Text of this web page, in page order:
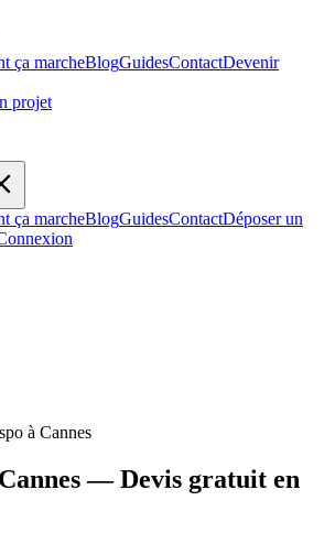
ça marcheBlogGuidesContactDevenir
projet
ça marcheBlogGuidesContactDéposer un
à Cannes
— Devis gratuit en